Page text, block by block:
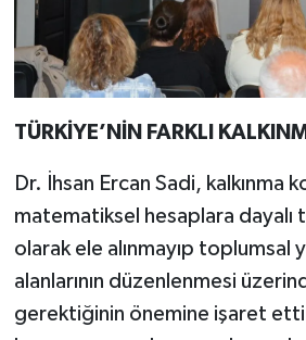
TÜRKİYE’NİN FARKLI
Dr. İhsan Ercan Sadi, kalkınma
matematiksel hesaplara dayalı
olarak ele alınmayıp toplumsal
alanlarının düzenlenmesi
gerektiğinin önemine işaret